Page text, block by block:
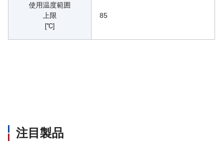
使用温度範囲
上限
[℃]
85
注目製品